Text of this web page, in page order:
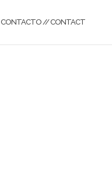
CONTACTO // CONTACT